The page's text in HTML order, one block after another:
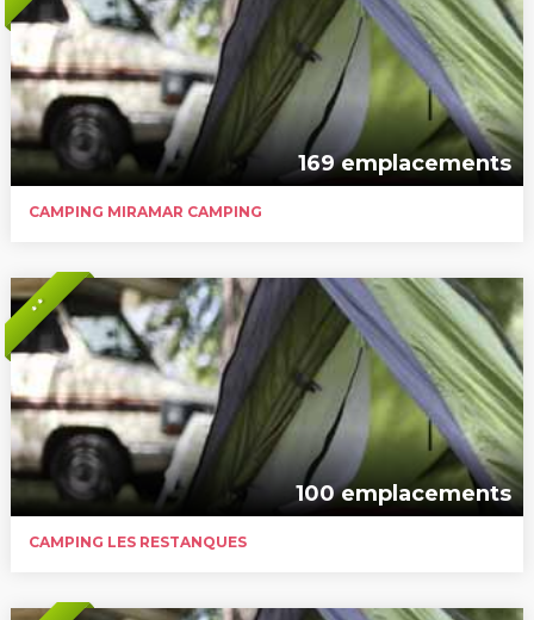
169 emplacements
CAMPING MIRAMAR CAMPING
* *
100 emplacements
CAMPING LES RESTANQUES